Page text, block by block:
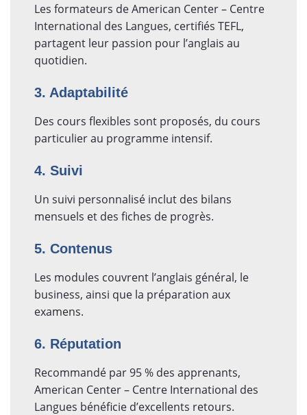
Les formateurs de American Center – Centre
International des Langues, certifiés TEFL,
partagent leur passion pour l’anglais au
quotidien.
3. Adaptabilité
Des cours flexibles sont proposés, du cours
particulier au programme intensif.
4. Suivi
Un suivi personnalisé inclut des bilans
mensuels et des fiches de progrès.
5. Contenus
Les modules couvrent l’anglais général, le
business, ainsi que la préparation aux
examens.
6. Réputation
Recommandé par 95 % des apprenants,
American Center – Centre International des
Langues bénéficie d’excellents retours.